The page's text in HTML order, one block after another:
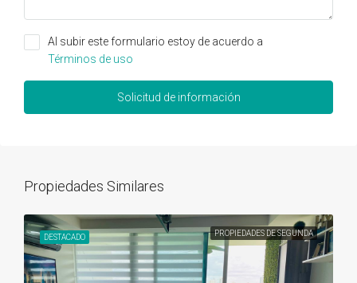
Al subir este formulario estoy de acuerdo a
Términos de uso
Solicitud de información
Propiedades Similares
DESTACADO PROPIEDADES DE SEGUNDA